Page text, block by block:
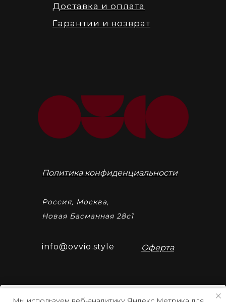
Доставка и оплата
Гарантии и возврат
info@ovvio.style
Политика конфиденциальности
Оферта
Россия, Москва,
Новая Басманная 28с1